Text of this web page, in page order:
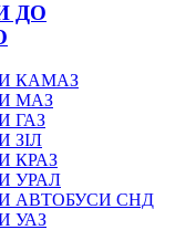
ДО
КАМАЗ
МАЗ
ГАЗ
ЗІЛ
КРАЗ
УРАЛ
АВТОБУСИ СНД
УАЗ